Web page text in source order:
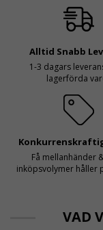
Alltid Snabb
1-3 dagars
lagerförda
Få mellanhänder
inköpsvolymer håller
VAD